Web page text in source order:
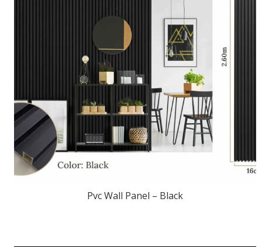
Pvc Wall Panel – Black